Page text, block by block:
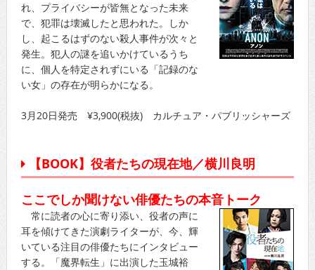
れ、プライバシーが皆無となった未来
で、犯罪は壊滅したと思われた。しか
し、起こるはずのない殺人事件が次々と
発生。犯人の謎を追いかけているうち
に、個人を特定されずにいる「記録のな
い女」の存在が明らかになる。
3月20日発売 ¥3,900(税抜) カルチュア・パブリッシャーズ
【BOOK】役者たちの現在地／横川良明
ここでしか聞けない俳優たちの本音トーク
常に読者の心に寄り添い、役者の声に
耳を傾けてきた演劇ライターが、今、輝
いている注目の俳優たちにインタビュー
する。「魔界転生」に出演した玉城裕